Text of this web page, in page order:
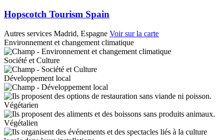
Hopscotch Tourism Spain
Autres services Madrid, Espagne Voir sur la carte
Environnement et changement climatique
Société et Culture
Développement local
Végétarien
Végétalien